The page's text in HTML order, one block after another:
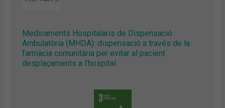
Medicaments Hospitalaris de Dispensació
Ambulatòria (MHDA): dispensació a través de la
farmàcia comunitària per evitar al pacient
desplaçaments a l’hospital